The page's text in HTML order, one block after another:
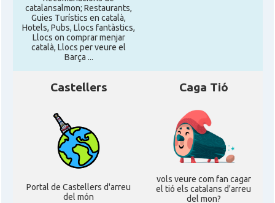
catalansalmon; Restaurants,
Guies Turístics en català,
Hotels, Pubs, Llocs fantàstics,
Llocs on comprar menjar
català, Llocs per veure el
Barça ...
Castellers
Portal de Castellers d'arreu
del món
Caga Tió
vols veure com fan cagar
el tió els catalans d'arreu
del mon?